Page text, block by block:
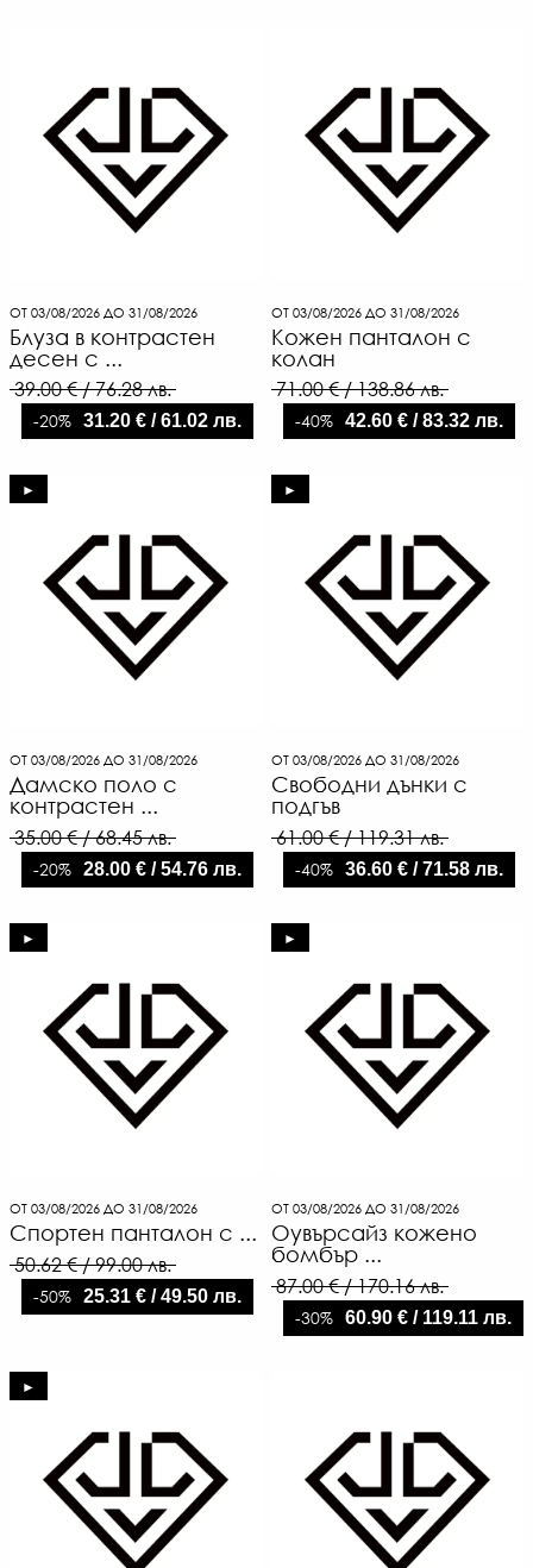
ОТ 03/08/2026 ДО 31/08/2026
Блуза в контрастен
десен с ...
39.00 € / 76.28 лв.
-20% 31.20 € / 61.02 лв.
ОТ 03/08/2026 ДО 31/08/2026
Кожен панталон с
колан
71.00 € / 138.86 лв.
-40% 42.60 € / 83.32 лв.
►
ОТ 03/08/2026 ДО 31/08/2026
Дамско поло с
контрастен ...
35.00 € / 68.45 лв.
-20% 28.00 € / 54.76 лв.
►
ОТ 03/08/2026 ДО 31/08/2026
Свободни дънки с
подгъв
61.00 € / 119.31 лв.
-40% 36.60 € / 71.58 лв.
►
ОТ 03/08/2026 ДО 31/08/2026
Спортен панталон с ...
50.62 € / 99.00 лв.
-50% 25.31 € / 49.50 лв.
►
ОТ 03/08/2026 ДО 31/08/2026
Оувърсайз кожено
бомбър ...
87.00 € / 170.16 лв.
-30% 60.90 € / 119.11 лв.
►